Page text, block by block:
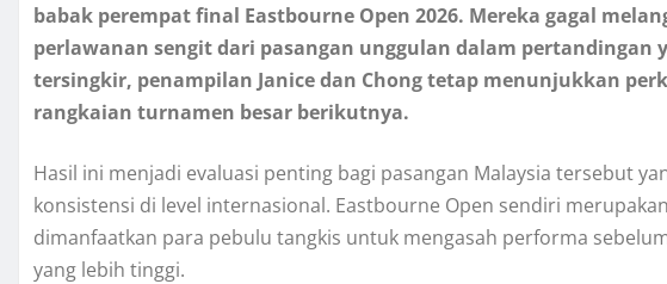
babak perempat final Eastbourne Open 2026. Mereka gagal
perlawanan sengit dari pasangan unggulan dalam pertandingan
tersingkir, penampilan Janice dan Chong tetap menunjukkan
rangkaian turnamen besar berikutnya.
Hasil ini menjadi evaluasi penting bagi pasangan Malaysia tersebut
konsistensi di level internasional. Eastbourne Open sendiri
dimanfaatkan para pebulu tangkis untuk mengasah performa
yang lebih tinggi.